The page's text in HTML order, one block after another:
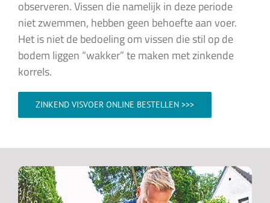
observeren. Vissen die namelijk in deze periode
niet zwemmen, hebben geen behoefte aan voer.
Het is niet de bedoeling om vissen die stil op de
bodem liggen “wakker” te maken met zinkende
korrels.
ZINKEND VISVOER ONLINE BESTELLEN >>>